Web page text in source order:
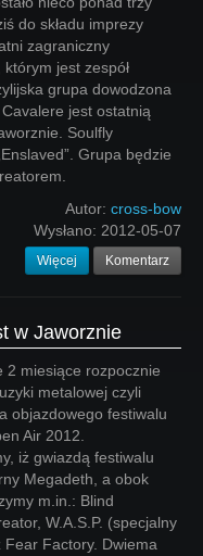
do składu imprezy
zagraniczny
jest zespół
grupa dowodzona
jest ostatnią
Soulfly
Grupa będzie
Autor: cross-bow
Wysłano: 2012-05-07
Więcej Komentarz
w Jaworznie
2 miesiące rozpocznie
metalowej czyli
objazdowego festiwalu
Air 2012.
iż gwiazdą festiwalu
Megadeth, a obok
m.in.: Blind
W.A.S.P. (specjalny
Fear Factory. Dwiema